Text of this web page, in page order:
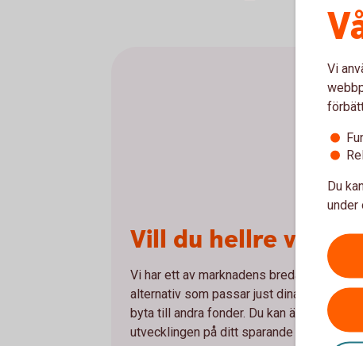
Vill du hellre välja
Vi har ett av marknadens bredaste
alternativ som passar just dina behov.
byta till andra fonder. Du kan även se hur
utvecklingen på ditt sparande och ändra
Vi
Du
under